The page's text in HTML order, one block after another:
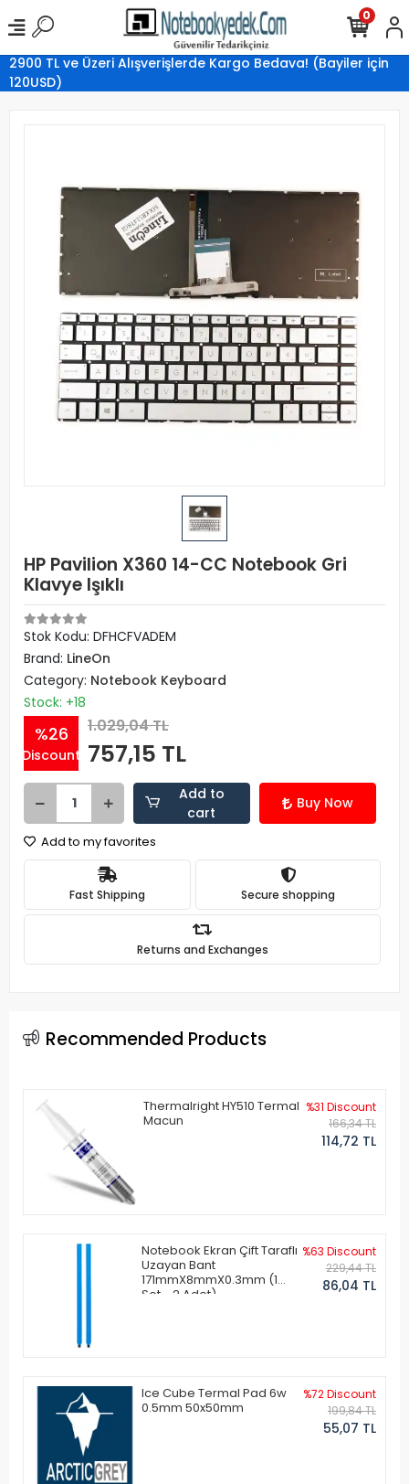
2900 TL ve Üzeri Alışverişlerde Kargo Bedava! (Bayiler için
120USD)
0
HP Pavilion X360 14-CC Notebook Gri
Klavye Işıklı
Stok Kodu: DFHCFVADEM
Brand: LineOn
Category: Notebook Keyboard
Stock: +18
%26
Discount
1.029,04 TL
757,15 TL
Add to
cart
Buy Now
Add to my favorites
Fast Shipping Secure shopping
Returns and Exchanges
Recommended Products
Thermalright HY510 Termal
Macun
%31 Discount
166,34 TL
114,72 TL
Notebook Ekran Çift Taraflı
Uzayan Bant
171mmX8mmX0.3mm (1
Set - 2 Adet)
%63 Discount
229,44 TL
86,04 TL
Ice Cube Termal Pad 6w
0.5mm 50x50mm
%72 Discount
199,84 TL
55,07 TL